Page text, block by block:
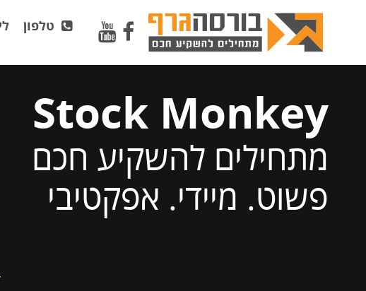
טלפון
Stock Monkey
מתחילים להשקיע חכם
פשוט. מיידי. אפקטיבי